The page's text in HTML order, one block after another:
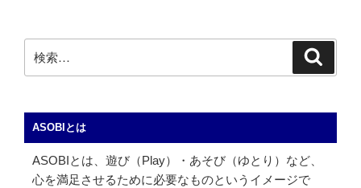
索:
ASOBIとは
ASOBIとは、遊び（Play）・あそび（ゆとり）など、
心を満足させるために必要なものというイメージで